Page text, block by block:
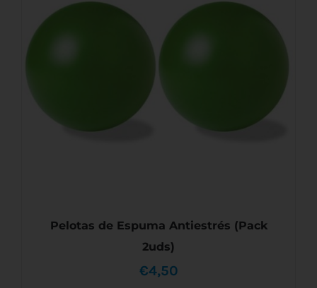
Pelotas de Espuma Antiestrés (Pack
2uds)
€4,50